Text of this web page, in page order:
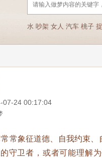
水 吵架 女人 汽车 桃子
07-24 00:17:04
象征道德、自我约束、
守卫者，或者可能理解